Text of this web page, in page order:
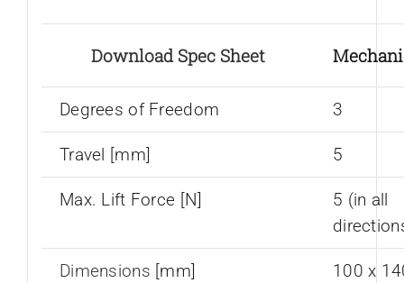
Download Spec Sheet
Degrees of Freedom 3
Travel [mm] 5
Max. Lift Force [N]
5 (in all
Dimensions [mm]
100 x